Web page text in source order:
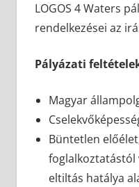
LOGOS 4 Waters
rendelkezései az
Pályázati
Magyar
Büntetlen
foglalkoztatástól
eltiltás hatálya